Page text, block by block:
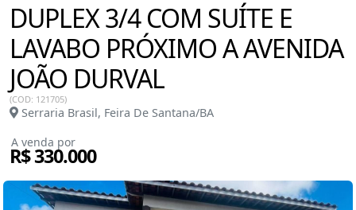
DUPLEX 3/4 COM SUÍTE E
LAVABO PRÓXIMO A AVENIDA
JOÃO DURVAL
(COD: 121705)
Serraria Brasil, Feira De Santana/BA
A venda por
R$ 330.000